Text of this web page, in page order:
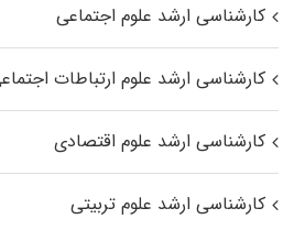
کارشناسی ارشد علوم اجتماعی
کارشناسی ارشد علوم ارتباطات
کارشناسی ارشد علوم اقتصادی
کارشناسی ارشد علوم تربیتی